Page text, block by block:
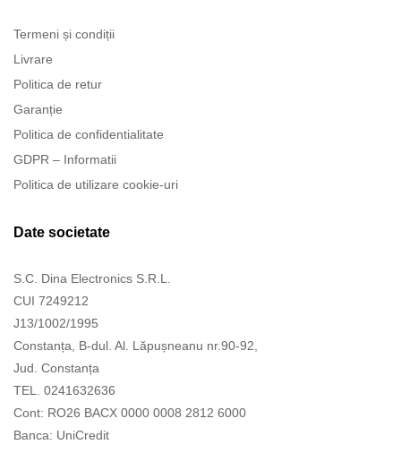
Termeni și condiții
Livrare
Politica de retur
Garanție
Politica de confidentialitate
GDPR – Informatii
Politica de utilizare cookie-uri
Date societate
S.C. Dina Electronics S.R.L.
CUI 7249212
J13/1002/1995
Constanța, B-dul. Al. Lăpușneanu nr.90-92,
Jud. Constanța
TEL. 0241632636
Cont: RO26 BACX 0000 0008 2812 6000
Banca: UniCredit